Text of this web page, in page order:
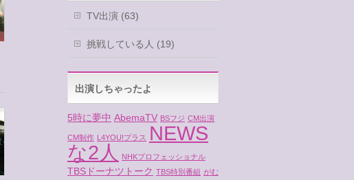
TV出演 (63)
挑戦している人 (19)
出演しちゃったよ
5時に夢中 AbemaTV BSフジ CM出演
CM制作 L4YOU!プラス
NEWS
な2人
NHKプロフェッショナル
TBSドーナツトーク TBS特別番組 がむ